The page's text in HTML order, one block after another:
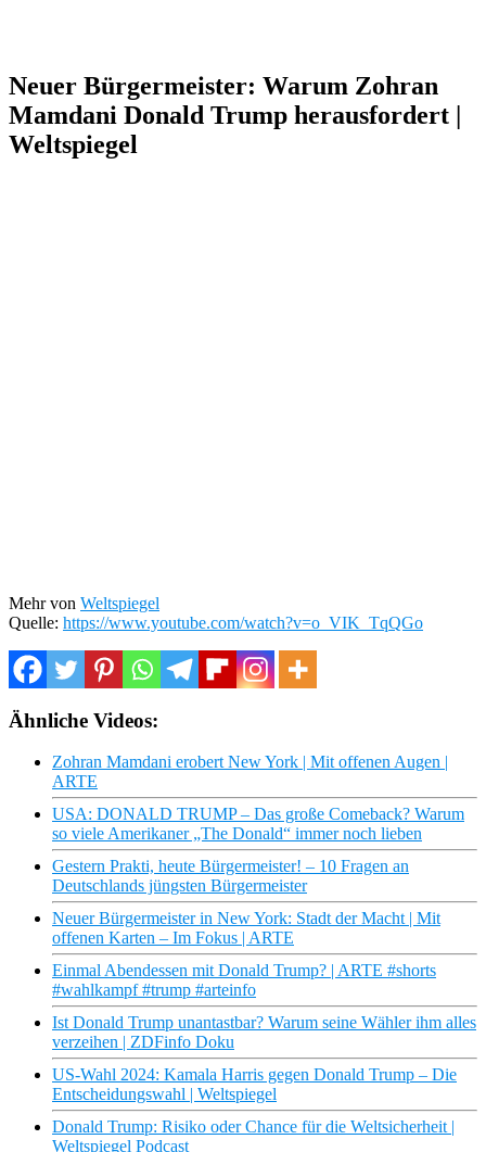
Neuer Bürgermeister: Warum Zohran
Mamdani Donald Trump herausfordert |
Weltspiegel
Mehr von Weltspiegel
Quelle: https://www.youtube.com/watch?v=o_VIK_TqQGo
Ähnliche Videos:
Zohran Mamdani erobert New York | Mit offenen Augen |
ARTE
USA: DONALD TRUMP – Das große Comeback? Warum
so viele Amerikaner „The Donald“ immer noch lieben
Gestern Prakti, heute Bürgermeister! – 10 Fragen an
Deutschlands jüngsten Bürgermeister
Neuer Bürgermeister in New York: Stadt der Macht | Mit
offenen Karten – Im Fokus | ARTE
Einmal Abendessen mit Donald Trump? | ARTE #shorts
#wahlkampf #trump #arteinfo
Ist Donald Trump unantastbar? Warum seine Wähler ihm alles
verzeihen | ZDFinfo Doku
US-Wahl 2024: Kamala Harris gegen Donald Trump – Die
Entscheidungswahl | Weltspiegel
Donald Trump: Risiko oder Chance für die Weltsicherheit |
Weltspiegel Podcast